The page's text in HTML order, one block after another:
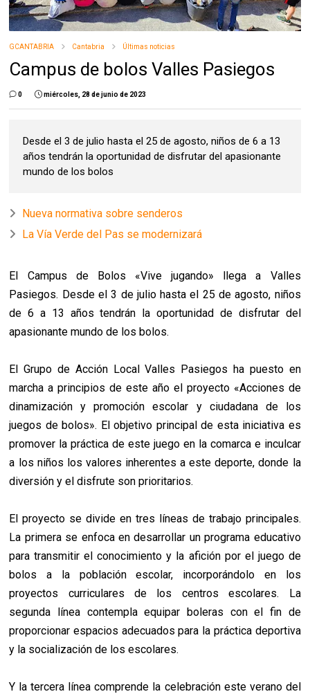
GCANTABRIA Cantabria Últimas noticias
Campus de bolos Valles Pasiegos
0 miércoles, 28 de junio de 2023
Desde el 3 de julio hasta el 25 de agosto, niños de 6 a 13
años tendrán la oportunidad de disfrutar del apasionante
mundo de los bolos
Nueva normativa sobre senderos
La Vía Verde del Pas se modernizará
El Campus de Bolos «Vive jugando» llega a Valles
Pasiegos. Desde el 3 de julio hasta el 25 de agosto, niños
de 6 a 13 años tendrán la oportunidad de disfrutar del
apasionante mundo de los bolos.
El Grupo de Acción Local Valles Pasiegos ha puesto en
marcha a principios de este año el proyecto «Acciones de
dinamización y promoción escolar y ciudadana de los
juegos de bolos». El objetivo principal de esta iniciativa es
promover la práctica de este juego en la comarca e inculcar
a los niños los valores inherentes a este deporte, donde la
diversión y el disfrute son prioritarios.
El proyecto se divide en tres líneas de trabajo principales.
La primera se enfoca en desarrollar un programa educativo
para transmitir el conocimiento y la afición por el juego de
bolos a la población escolar, incorporándolo en los
proyectos curriculares de los centros escolares. La
segunda línea contempla equipar boleras con el fin de
proporcionar espacios adecuados para la práctica deportiva
y la socialización de los escolares.
Y la tercera línea comprende la celebración este verano del